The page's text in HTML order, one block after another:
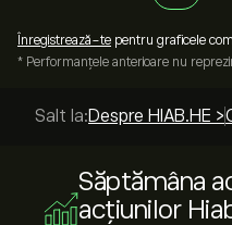
Înregistrează-te pentru graficele
* Performanțele anterioare nu
Salt la:Despre HIAB.HE >
Săptămâna
acțiunilor